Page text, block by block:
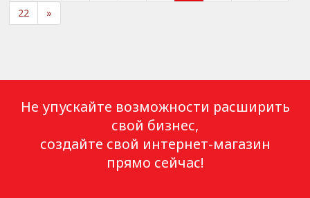
22
»
Не упускайте возможности расширить
свой бизнес,
создайте свой интернет-магазин
прямо сейчас!